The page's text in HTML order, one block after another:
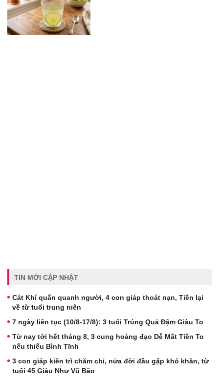
TIN MỚI CẬP NHẬT
Cát Khí quấn quanh người, 4 con giáp thoát nạn, Tiền lại
về từ tuổi trung niên
7 ngày liên tục (10/8-17/8): 3 tuổi Trúng Quả Đậm Giàu To
Từ nay tới hết tháng 8, 3 cung hoàng đạo Dễ Mất Tiền To
nếu thiếu Bình Tĩnh
3 con giáp kiên trì chăm chỉ, nửa đời đầu gặp khó khăn, từ
tuổi 45 Giàu Như Vũ Bão